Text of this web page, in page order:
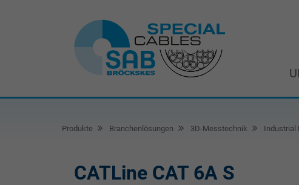
Produkte Branchenlösungen 3D-Messtechnik Industrial
CATLine CAT 6A S